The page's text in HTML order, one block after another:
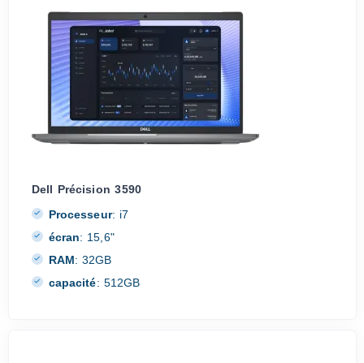
Dell Précision 3590
Processeur: i7
écran: 15,6"
RAM: 32GB
capacité: 512GB